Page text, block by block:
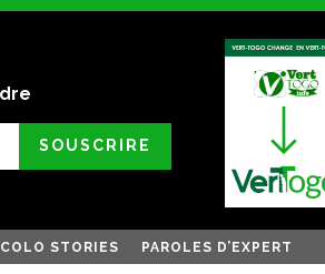
SOUSCRIRE
STORIES PAROLES D’EXPERT